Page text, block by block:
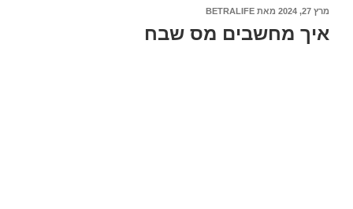
מרץ 27, 2024 מאת BETRALIFE
איך מחשבים מס שבח